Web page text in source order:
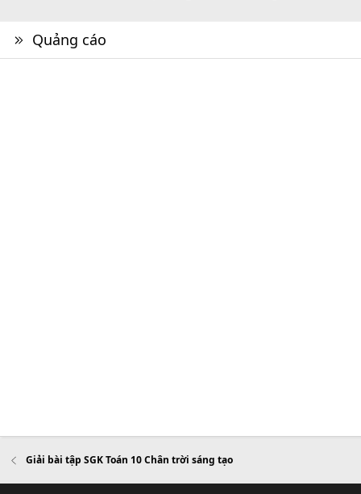
Quảng cáo
Giải bài tập SGK Toán 10 Chân trời sáng tạo